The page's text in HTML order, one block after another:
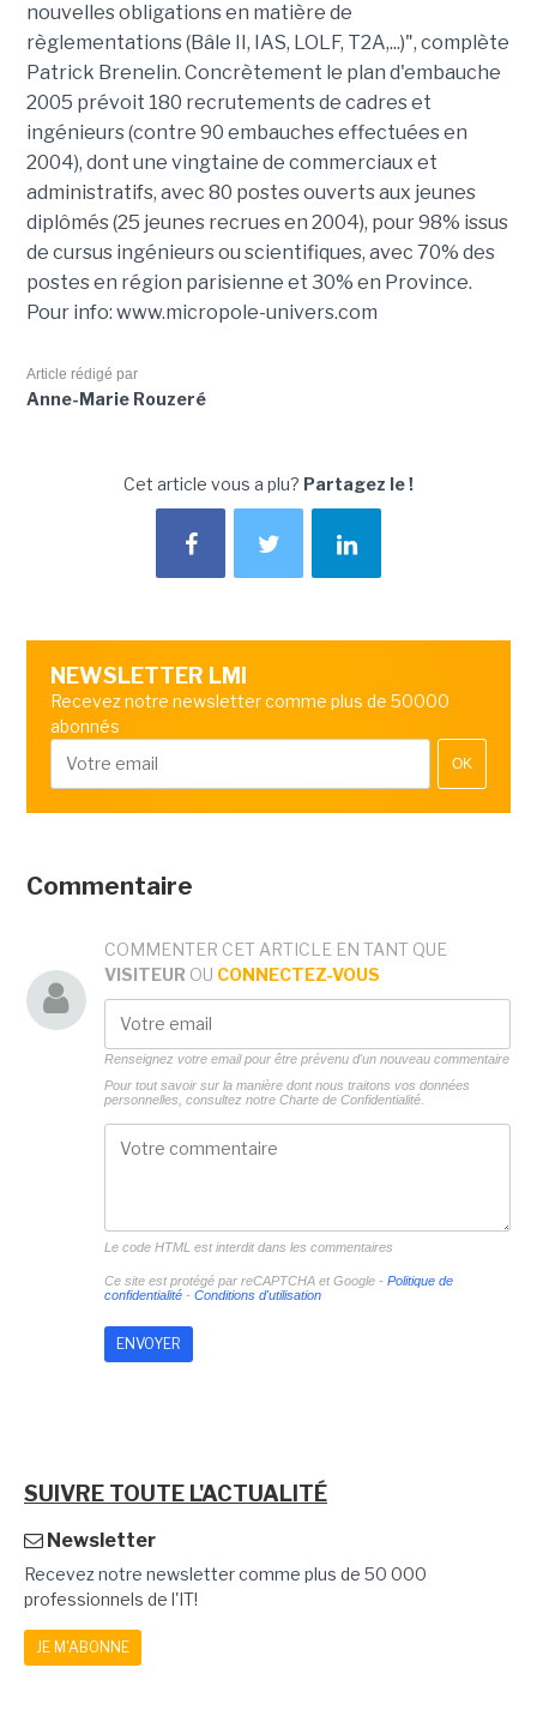
nouvelles obligations en matière de
règlementations (Bâle II, IAS, LOLF, T2A,...)", complète
Patrick Brenelin. Concrètement le plan d'embauche
2005 prévoit 180 recrutements de cadres et
ingénieurs (contre 90 embauches effectuées en
2004), dont une vingtaine de commerciaux et
administratifs, avec 80 postes ouverts aux jeunes
diplômés (25 jeunes recrues en 2004), pour 98% issus
de cursus ingénieurs ou scientifiques, avec 70% des
postes en région parisienne et 30% en Province.
Pour info: www.micropole-univers.com
Article rédigé par
Anne-Marie Rouzeré
Cet article vous a plu? Partagez le !
NEWSLETTER LMI
Recevez notre newsletter comme plus de 50000
abonnés
OK
Commentaire
COMMENTER CET ARTICLE EN TANT QUE
VISITEUR OU CONNECTEZ-VOUS
Renseignez votre email pour être prévenu d'un nouveau commentaire
Pour tout savoir sur la manière dont nous traitons vos données
personnelles, consultez notre Charte de Confidentialité.
Le code HTML est interdit dans les commentaires
Ce site est protégé par reCAPTCHA et Google - Politique de
confidentialité- Conditions d'utilisation
SUIVRE TOUTE L'ACTUALITÉ
Newsletter
Recevez notre newsletter comme plus de 50 000
professionnels de l'IT!
JE M'ABONNE